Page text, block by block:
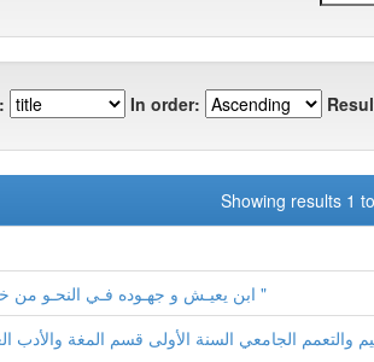
In order:
Showing results 1
ابن يعيـش و جهـوده فـي النحـو من خلال كـتـابـه " شـرح المفـصـل "
والتعمم الجامعي السنة الأولى قسم المغة والأدب